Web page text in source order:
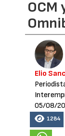
OCM
Elio
05/08/
1284